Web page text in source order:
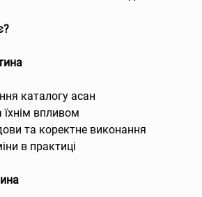
каталогу асан
їхнім впливом
та коректне виконання
в практиці